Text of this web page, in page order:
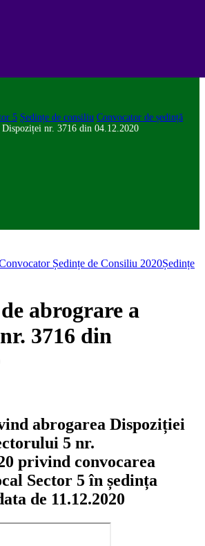
5 Ședințe de consiliu Convocator de ședință
nr. 3716 din 04.12.2020
Ședințe de Consiliu 2020Ședințe
abrograre a
3716 din
abrogarea Dispoziției
5 nr.
privind convocarea
Sector 5 în ședința
de 11.12.2020